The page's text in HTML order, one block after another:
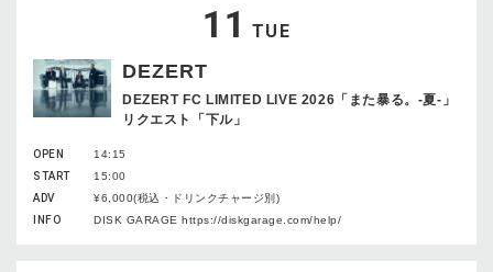
11 TUE
DEZERT
DEZERT FC LIMITED LIVE 2026「また暴る。-夏-」
リクエスト「下ル」
OPEN
14:15
START
15:00
ADV
¥6,000(税込・ドリンクチャージ別)
INFO
DISK GARAGE https://diskgarage.com/help/